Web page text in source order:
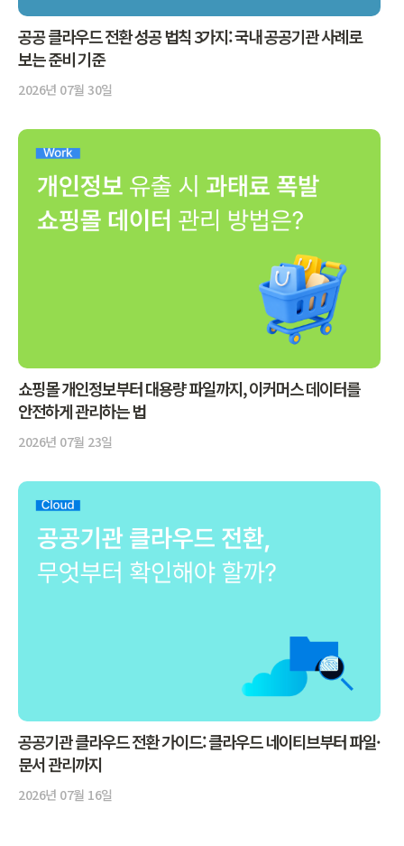
공공 클라우드 전환 성공 법칙 3가지: 국내 공공기관 사례로
보는 준비 기준
2026년 07월 30일
쇼핑몰 개인정보부터 대용량 파일까지, 이커머스 데이터를
안전하게 관리하는 법
2026년 07월 23일
공공기관 클라우드 전환 가이드: 클라우드 네이티브부터 파일·
문서 관리까지
2026년 07월 16일